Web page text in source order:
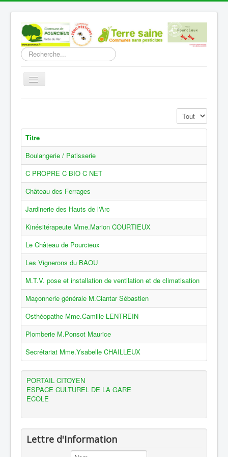
Rechercher
Basculer
Vie Municipale
Vie locale
Infos pratiques
Communication
Vous êtes ici : Accueil
Commerces et professions
Affichage #
Titre
Boulangerie / Patisserie
C PROPRE C BIO C NET
Château des Ferrages
Jardinerie des Hauts de l'Arc
Kinésitérapeute Mme.Marion COURTIEUX
Le Château de Pourcieux
Les Vignerons du BAOU
M.T.V. pose et installation de ventilation et de climatisation
Maçonnerie générale M.Ciantar Sébastien
Osthéopathe Mme.Camille LENTREIN
Plomberie M.Ponsot Maurice
Secrétariat Mme.Ysabelle CHAILLEUX
PORTAIL CITOYEN
ESPACE CULTUREL DE LA GARE
ECOLE
Lettre d'Information